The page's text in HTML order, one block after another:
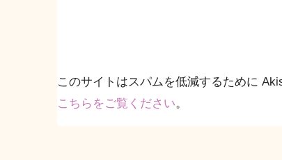
このサイトはスパムを低減するために
こちらをご覧ください。